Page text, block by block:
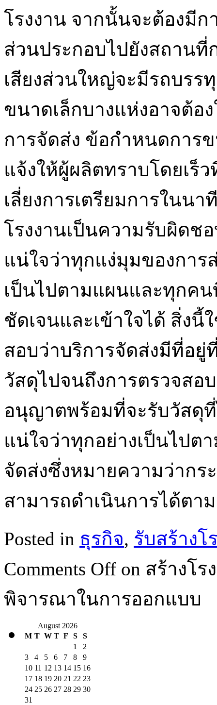
โรงงาน จากนั้นจะต้องมีก
ส่วนประกอบไปยังสถาน
เสียงส่วนใหญ่จะมีรถบรร
ขนาดเล็กบางแห่งอาจต้
การจัดส่ง ข้อกำหนดการ
แจ้งให้ผู้ผลิตทราบโดยเร็
เลี่ยงการเตรียมการในน
โรงงานเป็นความรับผิดช
แน่ใจว่าทุกแง่มุมของกา
เป็นไปตามแผนและทุกคน
ชัดเจนและเข้าใจได้ สิ่งนี้
สอบว่าบริการจัดส่งมีที่อยู่
วัสดุไปจนถึงการตรวจสอ
อนุญาตพร้อมที่จะรับวัสดุ
แน่ใจว่าทุกอย่างเป็นไป
จัดส่งซึ่งหมายความว่ากร
สามารถดำเนินการได้ตา
Posted in ธุรกิจ, รับสร้างโ
Comments Off on สร้างโ
พิจารณาในการออกแบบ
August 2026
M T W T F S
S
1
2
3
4 5 6 7 8
9
10 11 12 13 14 15 16
17 18 19 20 21 22 23
24 25 26 27 28 29 30
31